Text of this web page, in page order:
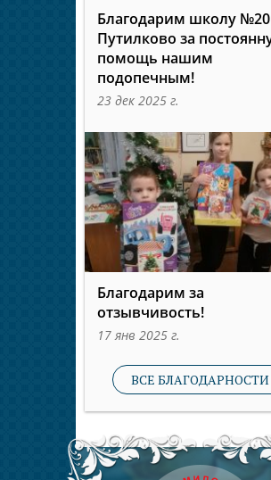
Благодарим школу
Путилково за
помощь нашим
подопечным!
23 дек 2025 г.
Благодарим за
отзывчивость!
17 янв 2025 г.
ВСЕ БЛАГОДАРНОСТИ